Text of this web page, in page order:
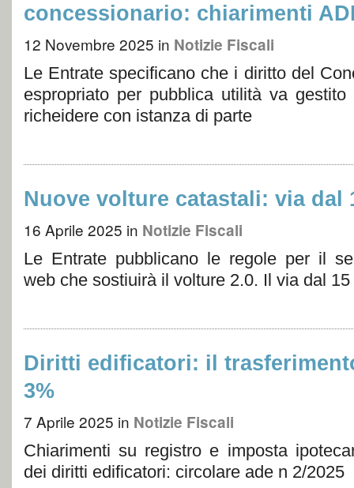
concessionario: chiarimenti
12 Novembre 2025 in Notizie Fiscali
Le Entrate specificano che i diritto del
espropriato per pubblica utilità va
richeidere con istanza di parte
Nuove volture catastali: via dal
16 Aprile 2025 in Notizie Fiscali
Le Entrate pubblicano le regole per il
web che sostiuirà il volture 2.0. Il via dal
Diritti edificatori: il
3%
7 Aprile 2025 in Notizie Fiscali
Chiarimenti su registro e imposta
dei diritti edificatori: circolare ade n 2/2025